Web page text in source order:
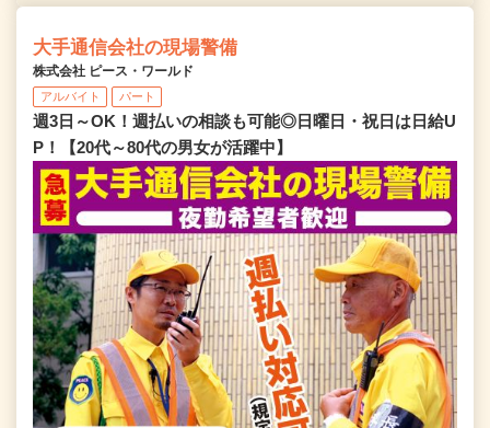
大手通信会社の現場警備
株式会社 ピース・ワールド
アルバイト パート
週3日～OK！週払いの相談も可能◎日曜日・祝日は日給U
P！【20代～80代の男女が活躍中】